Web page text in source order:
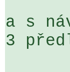
a s
3